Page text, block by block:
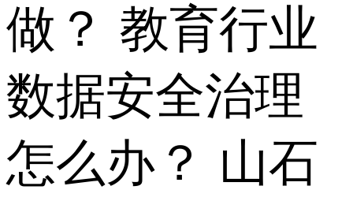
做？ 教育行业
数据安全治理
怎么办？ 山石